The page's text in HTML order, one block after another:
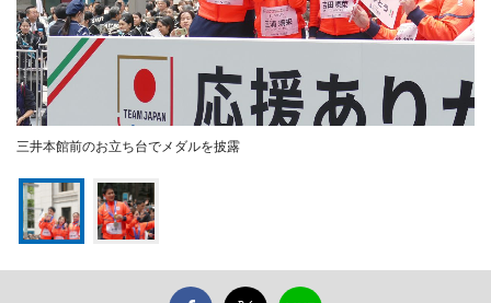
三井本館前のお立ち台でメダルを披露